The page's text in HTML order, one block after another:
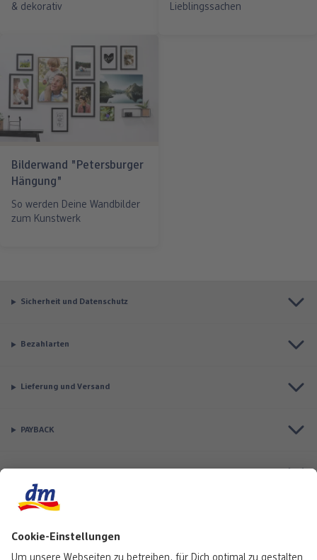
& dekorativ
Lieblingssachen
Bilderwand "Petersburger
Hängung"
So werden Deine Wandbilder
zum Kunstwerk
Sicherheit und Datenschutz
Bezahlarten
Lieferung und Versand
PAYBACK
Service & Auftragsstatus